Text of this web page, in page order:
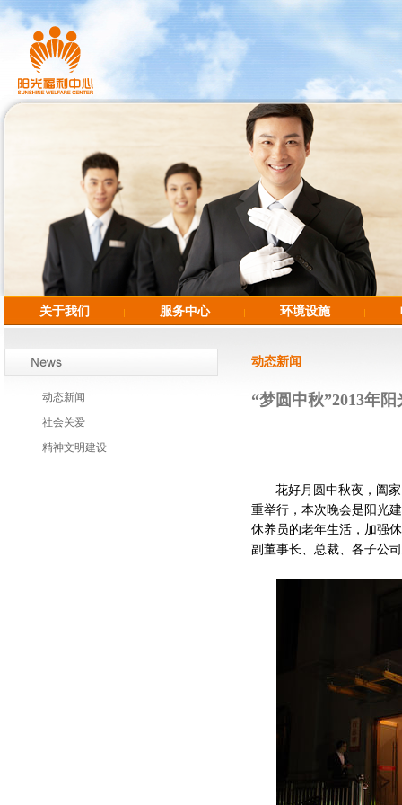
关于我们 服务中心 环境设施
动态新闻
社会关爱
精神文明建设
动态新闻
“梦圆中秋”2013年
花好月圆中秋夜，阖
重举行，本次晚会是阳光
休养员的老年生活，加强
副董事长、总裁、各子公